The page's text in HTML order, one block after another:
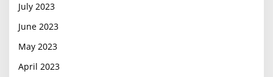
July 2023
June 2023
May 2023
April 2023